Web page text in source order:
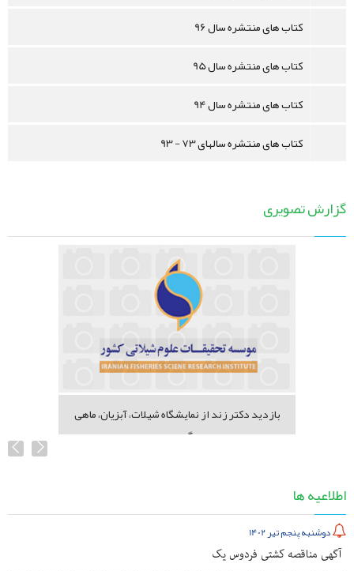
کتاب های منتشره سال 96
کتاب های منتشره سال 95
کتاب های منتشره سال 94
کتاب های منتشره سالهای 73 - 93
گزارش تصویری
بازدید دکتر زند از نمایشگاه شیلات، آبزیان، ماهی
گیری...
اطلاعیه ها
دوشنبه پنجم تیر 1402
آگهی مناقصه کشتی فردوس یک